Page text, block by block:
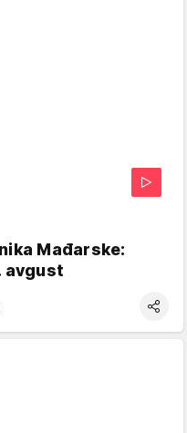
Mađarske:
avgust